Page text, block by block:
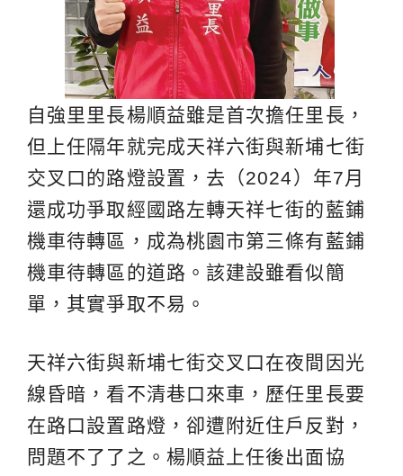
自強里里長楊順益雖是首次擔任里長，
但上任隔年就完成天祥六街與新埔七街
交叉口的路燈設置，去（2024）年7月
還成功爭取經國路左轉天祥七街的藍鋪
機車待轉區，成為桃園市第三條有藍鋪
機車待轉區的道路。該建設雖看似簡
單，其實爭取不易。
天祥六街與新埔七街交叉口在夜間因光
線昏暗，看不清巷口來車，歷任里長要
在路口設置路燈，卻遭附近住戶反對，
問題不了了之。楊順益上任後出面協